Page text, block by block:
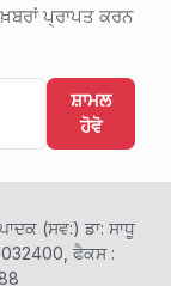
ਪ੍ਰਾਪਤ ਕਰਨ
ਸ਼ਾਮਲ
ਹੋਵੋ
(ਸਵ:) ਡਾ: ਸਾਧੂ
ਫੈਕਸ :